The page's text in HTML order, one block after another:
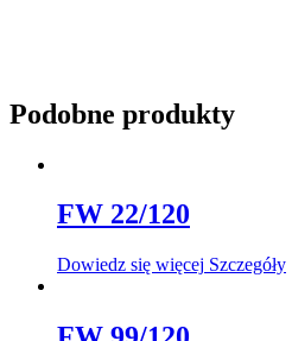
Podobne produkty
FW 22/120
Dowiedz się więcej Szczegóły